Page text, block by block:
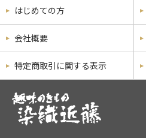
はじめての方
会社概要
特定商取引に関する表示